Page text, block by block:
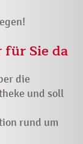
Sie da
die
und soll
rund um